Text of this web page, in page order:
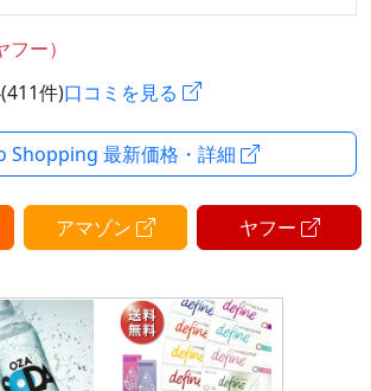
た印象の手帳型MagSafe対応ケース
ー）
件)口コミを見る
Shopping 最新価格・詳細
アマゾン ヤフー